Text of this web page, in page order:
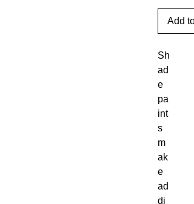
Add
Sh
ad
e
pa
int
s
m
ak
e
ad
di